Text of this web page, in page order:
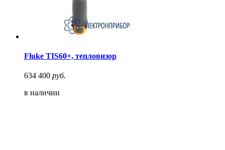
Fluke TIS60+, тепловизор
634 400 руб.
в наличии